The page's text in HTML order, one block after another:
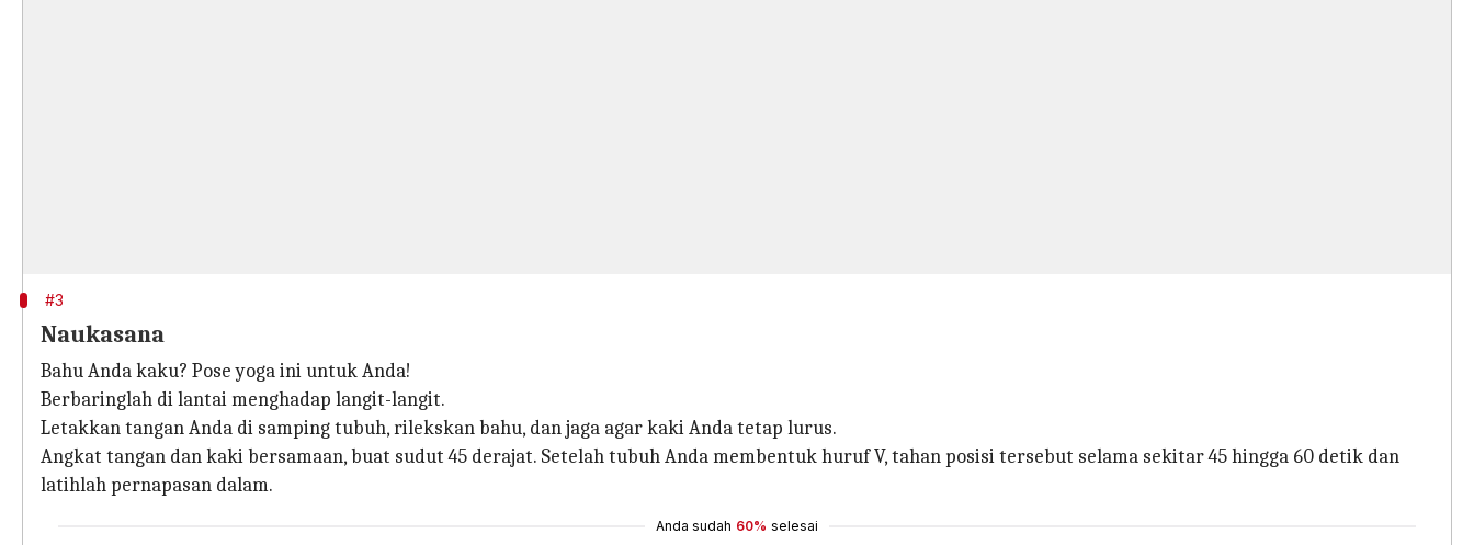
#3
Naukasana
Bahu Anda kaku? Pose yoga ini untuk Anda!
Berbaringlah di lantai menghadap langit-langit.
Letakkan tangan Anda di samping tubuh, rilekskan bahu, dan jaga agar kaki Anda tetap lurus.
Angkat tangan dan kaki bersamaan, buat sudut 45 derajat. Setelah tubuh Anda membentuk huruf V, tahan posisi tersebut selama sekitar 45 hingga 60 detik dan
latihlah pernapasan dalam.
Anda sudah 60% selesai